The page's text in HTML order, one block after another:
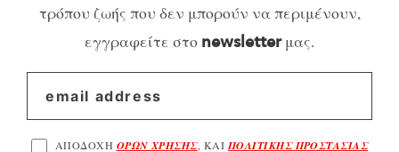
τρόπου ζωής που δεν μπορούν να περιμένουν,
εγγραφείτε στο newsletterμας.
ΑΠΟΔΟΧΗ ΟΡΩΝ ΧΡΗΣΗΣ, ΚΑΙ ΠΟΛΙΤΙΚΗΣ ΠΡΟΣΤΑΣΙΑΣ